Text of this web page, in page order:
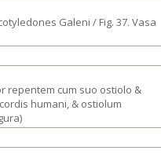
Galeni / Fig. 37. Vasa
repentem cum suo ostiolo &
humani, & ostiolum